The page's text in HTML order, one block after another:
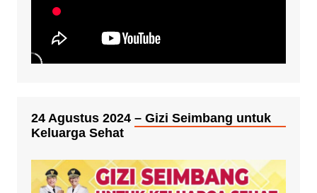
24 Agustus 2024 – Gizi Seimbang untuk
Keluarga Sehat